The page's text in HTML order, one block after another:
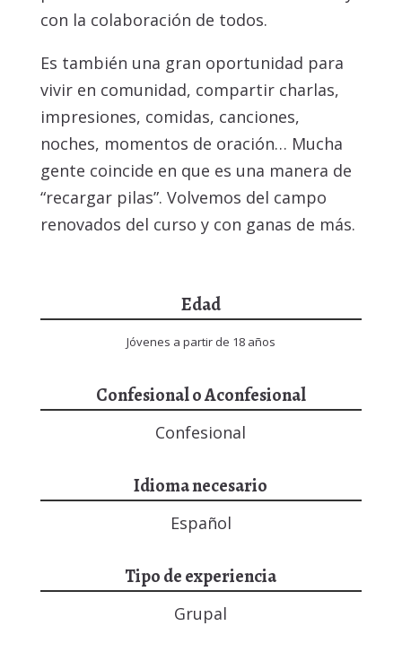
con la colaboración de todos.
Es también una gran oportunidad para
vivir en comunidad, compartir charlas,
impresiones, comidas, canciones,
noches, momentos de oración… Mucha
gente coincide en que es una manera de
“recargar pilas”. Volvemos del campo
renovados del curso y con ganas de más.
Edad
Jóvenes a partir de 18 años
Confesional o Aconfesional
Confesional
Idioma necesario
Español
Tipo de experiencia
Grupal